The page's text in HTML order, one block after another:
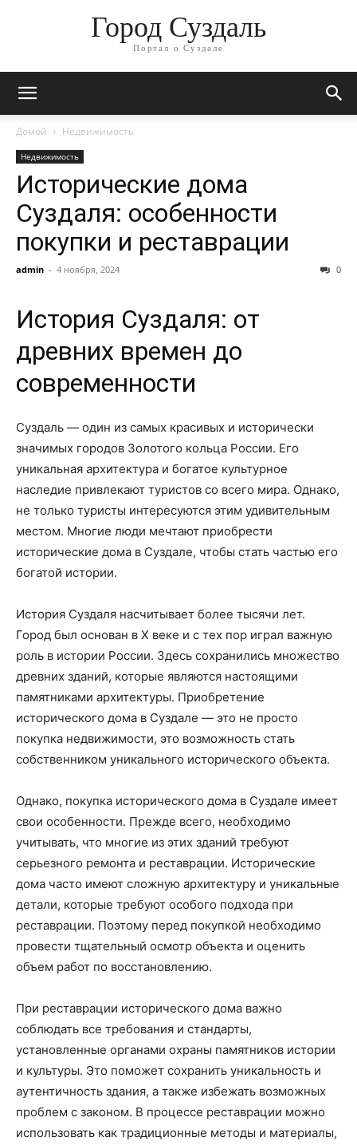
Город Суздаль
Портал о Суздале
Домой Недвижимость
Недвижимость
Исторические дома
Суздаля: особенности
покупки и реставрации
admin - 4 ноября, 2024 0
История Суздаля: от
древних времен до
современности
Суздаль — один из самых красивых и исторически
значимых городов Золотого кольца России. Его
уникальная архитектура и богатое культурное
наследие привлекают туристов со всего мира. Однако,
не только туристы интересуются этим удивительным
местом. Многие люди мечтают приобрести
исторические дома в Суздале, чтобы стать частью его
богатой истории.
История Суздаля насчитывает более тысячи лет.
Город был основан в X веке и с тех пор играл важную
роль в истории России. Здесь сохранились множество
древних зданий, которые являются настоящими
памятниками архитектуры. Приобретение
исторического дома в Суздале — это не просто
покупка недвижимости, это возможность стать
собственником уникального исторического объекта.
Однако, покупка исторического дома в Суздале имеет
свои особенности. Прежде всего, необходимо
учитывать, что многие из этих зданий требуют
серьезного ремонта и реставрации. Исторические
дома часто имеют сложную архитектуру и уникальные
детали, которые требуют особого подхода при
реставрации. Поэтому перед покупкой необходимо
провести тщательный осмотр объекта и оценить
объем работ по восстановлению.
При реставрации исторического дома важно
соблюдать все требования и стандарты,
установленные органами охраны памятников истории
и культуры. Это поможет сохранить уникальность и
аутентичность здания, а также избежать возможных
проблем с законом. В процессе реставрации можно
использовать как традиционные методы и материалы,